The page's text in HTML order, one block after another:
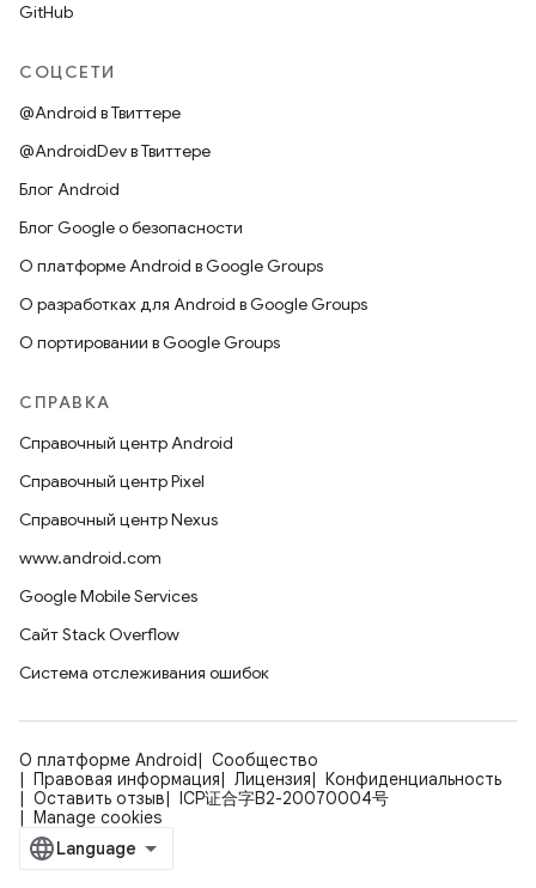
GitHub
СОЦСЕТИ
@Android в Твиттере
@AndroidDev в Твиттере
Блог Android
Блог Google о безопасности
О платформе Android в Google Groups
О разработках для Android в Google Groups
О портировании в Google Groups
СПРАВКА
Справочный центр Android
Справочный центр Pixel
Справочный центр Nexus
www.android.com
Google Mobile Services
Сайт Stack Overflow
Система отслеживания ошибок
О платформе Android
Сообщество
Правовая информация
Лицензия
Конфиденциальность
Оставить отзыв
ICP证合字B2-20070004号
Manage cookies